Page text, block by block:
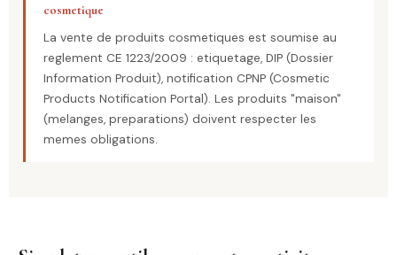
cosmetique
La vente de produits cosmetiques est soumise au
reglement CE 1223/2009 : etiquetage, DIP (Dossier
Information Produit), notification CPNP (Cosmetic
Products Notification Portal). Les produits "maison"
(melanges, preparations) doivent respecter les
memes obligations.